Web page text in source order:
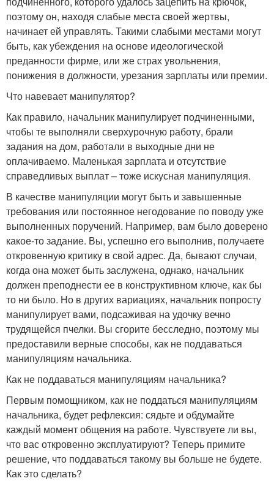
поэтому он, находя слабые места своей жертвы,
начинает ей управлять. Такими слабыми местами могут
быть, как убеждения на основе идеологической
преданности фирме, или же страх увольнения,
понижения в должности, урезания зарплаты или премии.
Что навевает манипулятор?
Как правило, начальник манипулирует подчиненными,
чтобы те выполняли сверхурочную работу, брали
задания на дом, работали в выходные дни не
оплачиваемо. Маленькая зарплата и отсутствие
справедливых выплат – тоже искусная манипуляция.
В качестве манипуляции могут быть и завышенные
требования или постоянное негодование по поводу уже
выполненных поручений. Например, вам было доверено
какое-то задание. Вы, успешно его выполнив, получаете
откровенную критику в свой адрес. Да, бывают случаи,
когда она может быть заслужена, однако, начальник
должен преподнести ее в конструктивном ключе, как бы
то ни было. Но в других вариациях, начальник попросту
манипулирует вами, подсаживая на удочку вечно
трудящейся пчелки. Вы сгорите бесследно, поэтому мы
предоставили верные способы, как не поддаваться
манипуляциям начальника.
Как не поддаваться манипуляциям начальника?
Первым помощником, как не поддаться манипуляциям
начальника, будет рефлексия: сядьте и обдумайте
каждый момент общения на работе. Чувствуете ли вы,
что вас откровенно эксплуатируют? Теперь примите
решение, что поддаваться такому вы больше не будете.
Как это сделать?